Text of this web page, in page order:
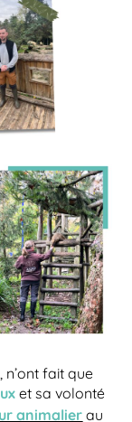
fait que
et sa volonté
animalierau